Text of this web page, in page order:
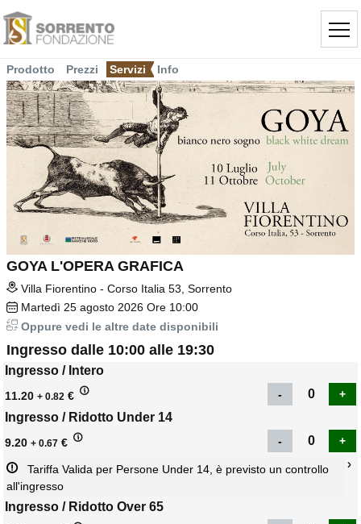
Prodotto Prezzi Servizi Info
GOYA L'OPERA GRAFICA
Villa Fiorentino - Corso Italia 53, Sorrento
Martedì 25 agosto 2026 Ore 10:00
Oppure vedi le altre date disponibili
Ingresso dalle 10:00 alle 19:30
Ingresso / Intero
11.20 + 0.82 €
Ingresso / Ridotto Under 14
9.20 + 0.67 €
all'ingresso
Ingresso / Ridotto Over 65